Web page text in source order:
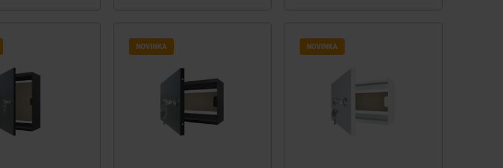
NOVINKA NOVINKA